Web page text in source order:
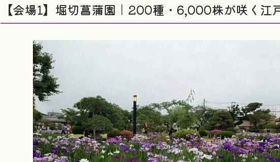
【会場1】堀切菖蒲園｜200種・6,000株が咲く江